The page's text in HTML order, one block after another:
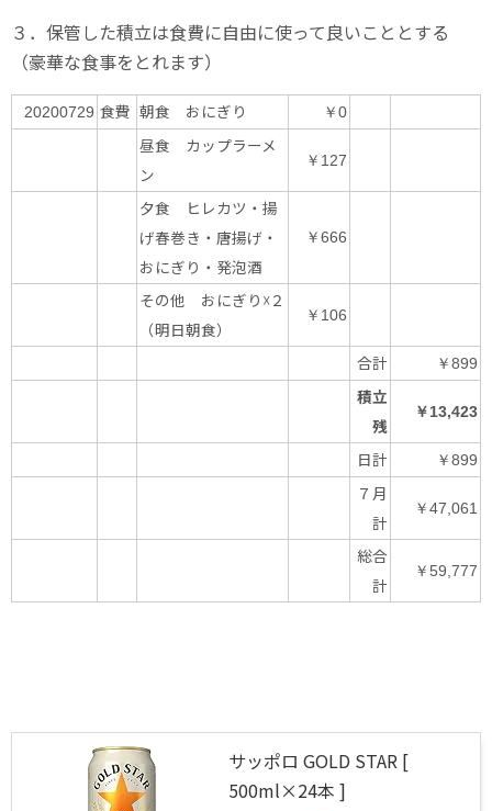
３．保管した積立は食費に自由に使って良いこととする
（豪華な食事をとれます）
20200729 食費 朝食 おにぎり ￥0
昼食 カップラーメ
ン
￥127
夕食 ヒレカツ・揚
げ春巻き・唐揚げ・
おにぎり・発泡酒
￥666
その他 おにぎり☓２
（明日朝食）
￥106
合計 ￥899
積立
残
￥13,423
日計 ￥899
７月
計
￥47,061
総合
計
￥59,777
サッポロ GOLD STAR [
500ml×24本 ]